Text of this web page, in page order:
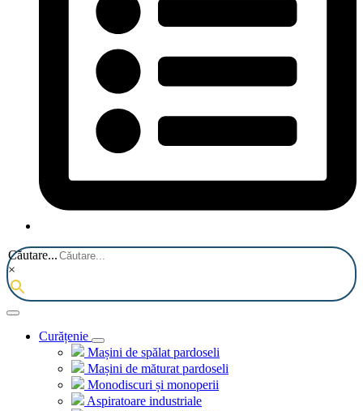
Căutare...
×
Curățenie
Mașini de spălat pardoseli
Mașini de măturat pardoseli
Monodiscuri și monoperii
Aspiratoare industriale